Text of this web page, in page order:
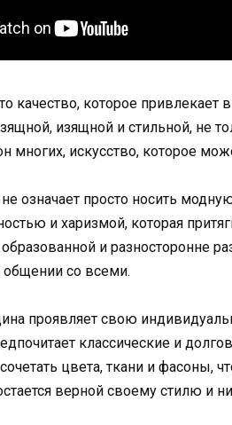
качество, которое
изящной и стильной, не
многих, искусство, которое
означает просто носить
и харизмой, которая
и разносторонне
общении со всеми.
проявляет свою
классические и
цвета, ткани и фасоны,
верной своему стилю